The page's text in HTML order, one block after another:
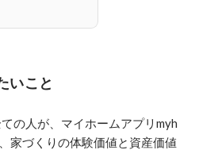
いこと
の人が、マイホームアプリmyh
家づくりの体験価値と資産価値